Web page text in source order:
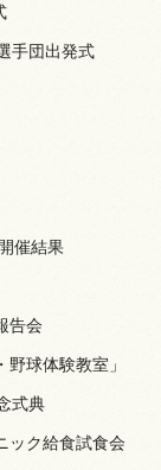
手団出発式
催結果
告会
球体験教室」
式典
ック給食試食会